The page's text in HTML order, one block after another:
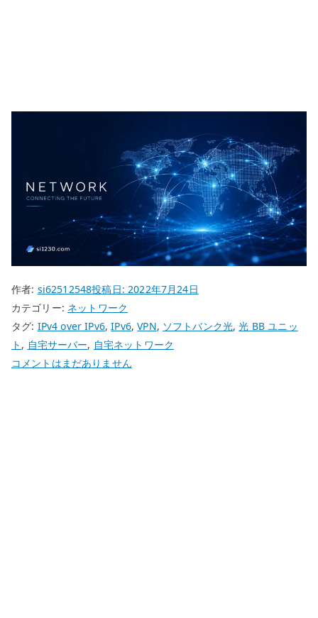
作者: si62512548投稿日:2022年7月24日
カテゴリー: ネットワーク
タグ: IPv4 over IPv6,IPv6,VPN, ソフトバンク光,光 BB ユニッ
ト , 自宅サーバー, 自宅ネットワーク
光
コメントはまだありません